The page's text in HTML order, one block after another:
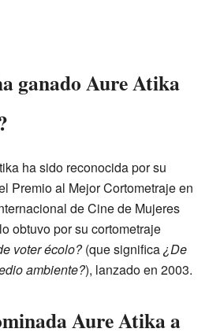
ganado Aure Atika
ha sido reconocida por su
Premio al Mejor Cortometraje en
de Cine de Mujeres
obtuvo por su cortometraje
voter écolo?(que significa¿De
ambiente?), lanzado en 2003.
Aure Atika a